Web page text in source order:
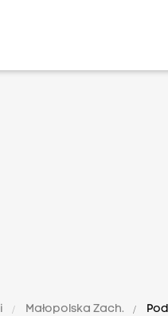
Małopolska Zach.